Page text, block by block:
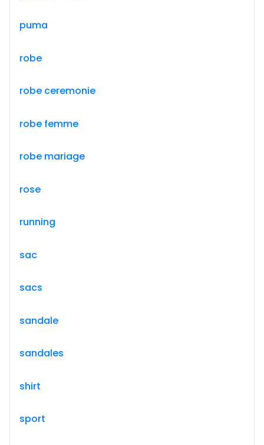
puma
robe
robe ceremonie
robe femme
robe mariage
rose
running
sac
sacs
sandale
sandales
shirt
sport